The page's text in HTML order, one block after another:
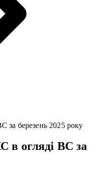
за березень 2025 року
в огляді ВС за